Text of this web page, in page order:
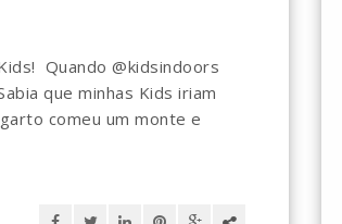
Quando @kidsindoors
que minhas Kids iriam
comeu um monte e